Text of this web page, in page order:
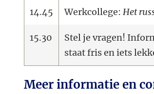
14.45 Werkcollege:Het
15.30
Stel je vragen!
staat fris en iets
Meer informatie en